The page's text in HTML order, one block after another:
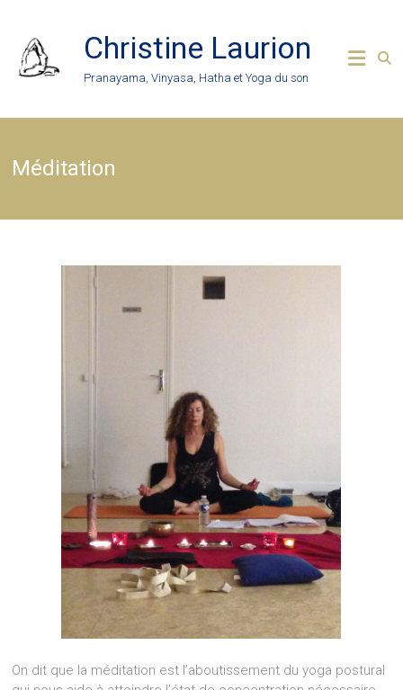
content
Christine Laurion
Pranayama, Vinyasa, Hatha et Yoga du son
Méditation
On dit que la méditation est l’aboutissement du yoga postural